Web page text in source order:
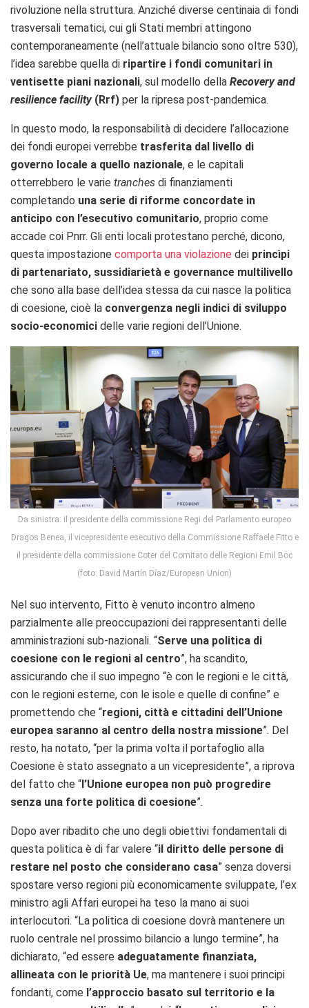
rivoluzione nella struttura. Anziché diverse centinaia di fondi
trasversali tematici, cui gli Stati membri attingono
contemporaneamente (nell’attuale bilancio sono oltre 530),
l’idea sarebbe quella di ripartire i fondi comunitari in
ventisette piani nazionali, sul modello della Recovery and
resilience facility(Rrf) per la ripresa post-pandemica.
In questo modo, la responsabilità di decidere l’allocazione
dei fondi europei verrebbe trasferita dal livello di
governo locale a quello nazionale, e le capitali
otterrebbero le varie tranches di finanziamenti
completando una serie di riforme concordate in
anticipo con l’esecutivo comunitario, proprio come
accade coi Pnrr. Gli enti locali protestano perché, dicono,
questa impostazione comporta una violazione dei princìpi
di partenariato, sussidiarietà e governance multilivello
che sono alla base dell’idea stessa da cui nasce la politica
di coesione, cioè la convergenza negli indici di sviluppo
socio-economici delle varie regioni dell’Unione.
Da sinistra: il presidente della commissione Regi del Parlamento europeo
Dragos Benea, il vicepresidente esecutivo della Commissione Raffaele Fitto e
il presidente della commissione Coter del Comitato delle Regioni Emil Boc
(foto: David Martín Díaz/European Union)
Nel suo intervento, Fitto è venuto incontro almeno
parzialmente alle preoccupazioni dei rappresentanti delle
amministrazioni sub-nazionali. “Serve una politica di
coesione con le regioni al centro”, ha scandito,
assicurando che il suo impegno “è con le regioni e le città,
con le regioni esterne, con le isole e quelle di confine” e
promettendo che “regioni, città e cittadini dell’Unione
europea saranno al centro della nostra missione”. Del
resto, ha notato, “per la prima volta il portafoglio alla
Coesione è stato assegnato a un vicepresidente”, a riprova
del fatto che “ l’Unione europea non può progredire
senza una forte politica di coesione”.
Dopo aver ribadito che uno degli obiettivi fondamentali di
questa politica è di far valere “il diritto delle persone di
restare nel posto che considerano casa” senza doversi
spostare verso regioni più economicamente sviluppate, l’ex
ministro agli Affari europei ha teso la mano ai suoi
interlocutori. “La politica di coesione dovrà mantenere un
ruolo centrale nel prossimo bilancio a lungo termine”, ha
dichiarato, “ed essere adeguatamente finanziata,
allineata con le priorità Ue, ma mantenere i suoi principi
fondanti, come l’approccio basato sul territorio e la